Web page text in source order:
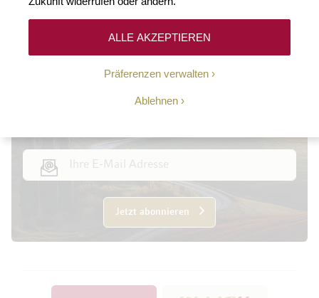
Präferenzen verwalten
Ablehnen
ALLE AKZEPTIEREN
10-Euro-Willkommens-
Jetzt abonnieren